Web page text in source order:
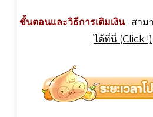
ขั้นตอนเเละวิธีการเติมเงิน: สาม
ได้ที่นี่ (Click !)